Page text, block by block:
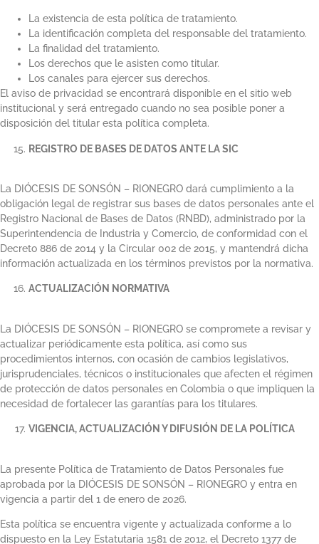
La existencia de esta política de tratamiento.
La identificación completa del responsable del tratamiento.
La finalidad del tratamiento.
Los derechos que le asisten como titular.
Los canales para ejercer sus derechos.
El aviso de privacidad se encontrará disponible en el sitio web
institucional y será entregado cuando no sea posible poner a
disposición del titular esta política completa.
REGISTRO DE BASES DE DATOS ANTE LA SIC
La DIÓCESIS DE SONSÓN – RIONEGRO dará cumplimiento a la
obligación legal de registrar sus bases de datos personales ante el
Registro Nacional de Bases de Datos (RNBD), administrado por la
Superintendencia de Industria y Comercio, de conformidad con el
Decreto 886 de 2014 y la Circular 002 de 2015, y mantendrá dicha
información actualizada en los términos previstos por la normativa.
ACTUALIZACIÓN NORMATIVA
La DIÓCESIS DE SONSÓN – RIONEGRO se compromete a revisar y
actualizar periódicamente esta política, así como sus
procedimientos internos, con ocasión de cambios legislativos,
jurisprudenciales, técnicos o institucionales que afecten el régimen
de protección de datos personales en Colombia o que impliquen la
necesidad de fortalecer las garantías para los titulares.
VIGENCIA, ACTUALIZACIÓN Y DIFUSIÓN DE LA POLÍTICA
La presente Política de Tratamiento de Datos Personales fue
aprobada por la DIÓCESIS DE SONSÓN – RIONEGRO y entra en
vigencia a partir del 1 de enero de 2026.
Esta política se encuentra vigente y actualizada conforme a lo
dispuesto en la Ley Estatutaria 1581 de 2012, el Decreto 1377 de